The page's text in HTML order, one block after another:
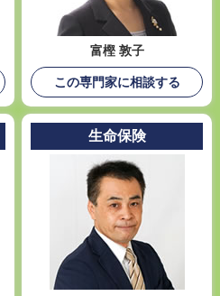
富樫 敦子
この専門家に相談する
生命保険